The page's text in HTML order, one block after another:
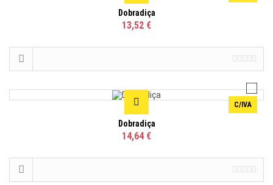
Dobradiça
13,52 €
C/IVA
Dobradiça
14,64 €